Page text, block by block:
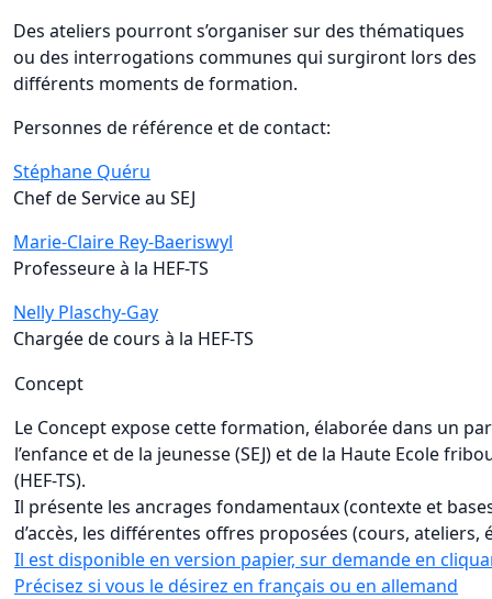
Des ateliers pourront s’organiser sur des thématiques
ou des interrogations communes qui surgiront lors des
différents moments de formation.
Personnes de référence et de contact:
Stéphane Quéru
Chef de Service au SEJ
Marie-Claire Rey-Baeriswyl
Professeure à la HEF-TS
Nelly Plaschy-Gay
Chargée de cours à la HEF-TS
Concept
Le Concept expose cette formation, élaborée dans un
l’enfance et de la jeunesse (SEJ) et de la Haute Ecole
(HEF-TS).
Il présente les ancrages fondamentaux (contexte et
d’accès, les différentes offres proposées (cours, ateliers,
Il est disponible en version papier, sur demande en
Précisez si vous le désirez en français ou en allemand